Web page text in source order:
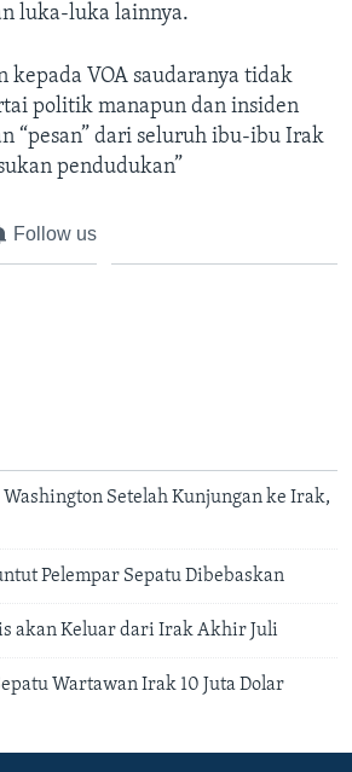
luka-luka lainnya.
kepada VOA saudaranya tidak
politik manapun dan insiden
“pesan” dari seluruh ibu-ibu Irak
pendudukan”
Follow us
Setelah Kunjungan ke Irak,
Pelempar Sepatu Dibebaskan
akan Keluar dari Irak Akhir Juli
Wartawan Irak 10 Juta Dolar